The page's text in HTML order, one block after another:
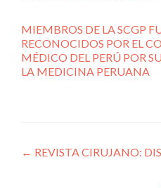
MIEMBROS DE LA SCGP
RECONOCIDOS POR EL
MÉDICO DEL PERÚ POR
LA MEDICINA PERUANA
← REVISTA CIRUJANO: